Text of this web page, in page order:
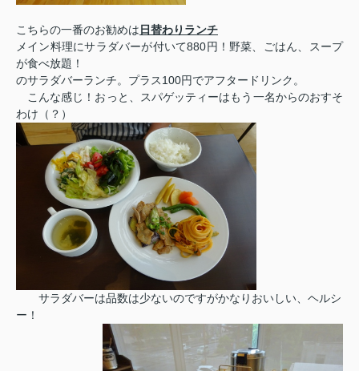
こちらの一番のお勧めは 日替わりランチ
メイン料理にサラダバーが付いて880円！野菜、ごはん、スープ
が食べ放題！
のサラダバーランチ。プラス100円でアフタードリンク。
こんな感じ！おっと、スパゲッティーはもう一名からのおすそ
わけ（？）
サラダバーは品数は少ないのですがかなりおいしい、ヘルシ
ー！